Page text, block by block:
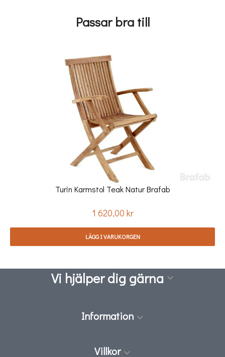
Passar bra till
Turin Karmstol Teak Natur Brafab
Pris
1 620,00 kr
LÄGG I VARUKORGEN
Vi hjälper dig gärna 
Information 
Villkor 